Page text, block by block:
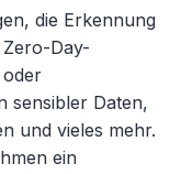
die Erkennung
Day-
sensibler Daten,
und vieles mehr.
ein